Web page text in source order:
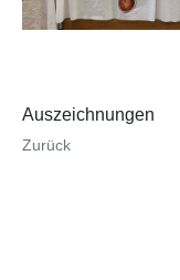
Auszeichnungen
Zurück